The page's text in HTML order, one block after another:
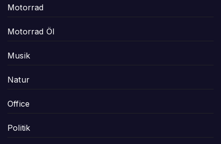
Motorrad
Motorrad Öl
Musik
Natur
Office
Politik